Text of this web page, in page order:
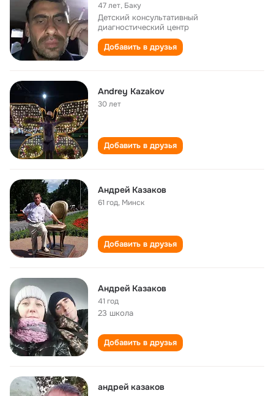
47 лет, Баку
Детский консультативный
диагностический центр
Добавить в друзья
Andrey Kazakov
30 лет
Добавить в друзья
Андрей Казаков
61 год, Минск
Добавить в друзья
Андрей Казаков
41 год
23 школа
Добавить в друзья
андрей казаков